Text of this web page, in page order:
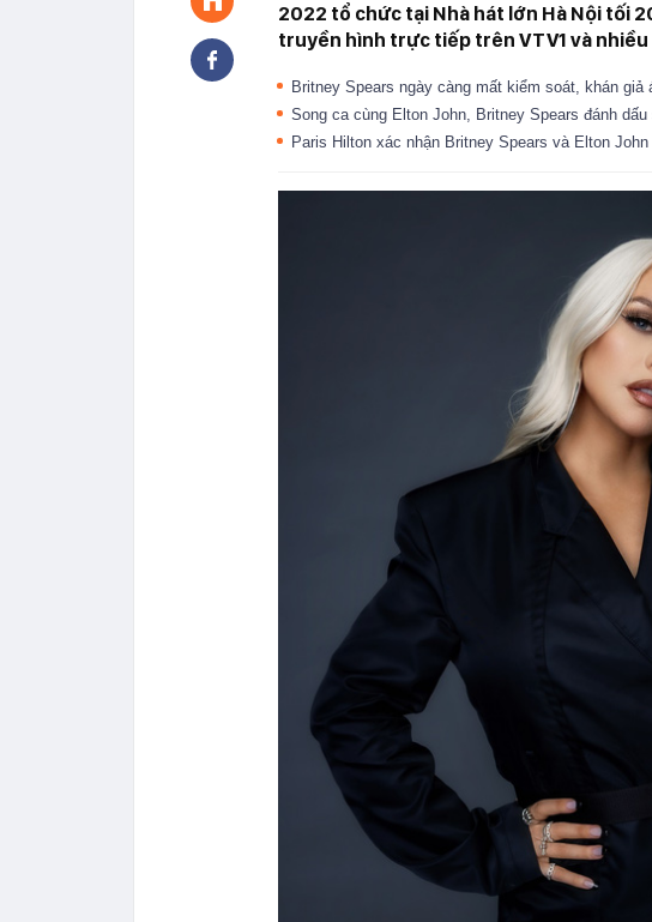
2022 tổ chức tại Nhà hát lớn Hà Nội tối
truyền hình trực tiếp trên VTV1 và
Britney Spears ngày càng mất kiểm soát, khán giả
Song ca cùng Elton John, Britney Spears đánh
Paris Hilton xác nhận Britney Spears và Elton